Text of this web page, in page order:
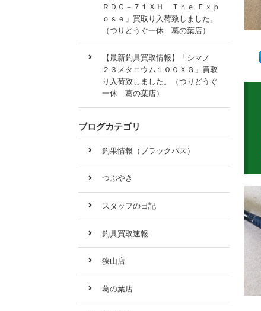
ＲＤＣ－７１ＸＨ Ｔｈｅ Ｅｘｐ
ｏｓｅ」買取り入荷致しました。
（つりどうぐ一休 葛の葉店）
【最新釣具買取情報】「シマノ
２３メタニウム１００ＸＧ」買取
り入荷致しました。（つりどうぐ
一休 葛の葉店）
ブログカテゴリ
釣果情報（ブラックバス）
つぶやき
スタッフの日記
釣具買取速報
狭山店
葛の葉店